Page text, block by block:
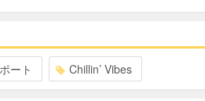
ート Chillin’ Vibes